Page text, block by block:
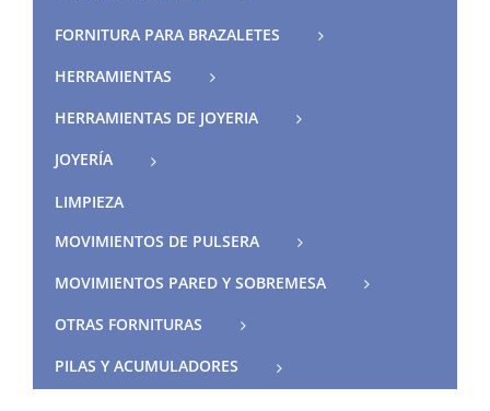
FORNITURA PARA BRAZALETES
HERRAMIENTAS
HERRAMIENTAS DE JOYERIA
JOYERÍA
LIMPIEZA
MOVIMIENTOS DE PULSERA
MOVIMIENTOS PARED Y SOBREMESA
OTRAS FORNITURAS
PILAS Y ACUMULADORES